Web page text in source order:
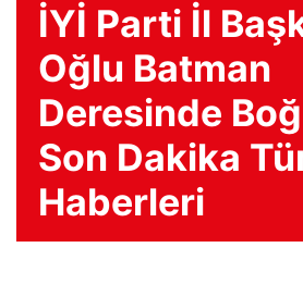
İYİ Parti İl
Oğlu Batman
Deresinde
Son Dakika
Haberleri